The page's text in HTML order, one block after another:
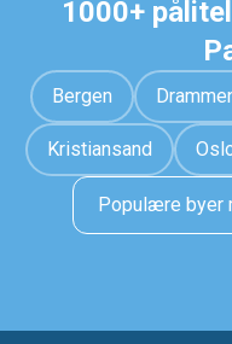
1000+
Bergen
Kristiansand
Populære byer